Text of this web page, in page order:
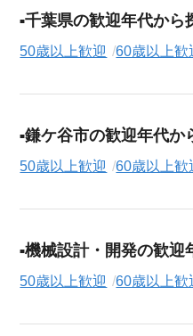
千葉県の歓迎年代から
50歳以上歓迎 60歳以上歓
鎌ケ谷市の歓迎年代か
50歳以上歓迎 60歳以上歓
機械設計・開発の歓迎
50歳以上歓迎 60歳以上歓